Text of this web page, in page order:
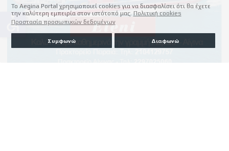
Το Aegina Portal χρησιμοποιεί cookies για να διασφαλίσει ότι θα έχετε
την καλύτερη εμπειρία στον ιστότοπό μας. Πολιτική cookies
Προστασία προσωπικών δεδομένων
Συμφωνώ Διαφωνώ
accessible